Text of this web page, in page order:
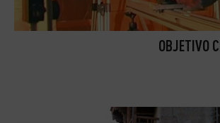
OBJETIVO